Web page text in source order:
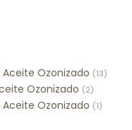
Ozonizado (13)
Ozonizado (2)
Ozonizado (1)